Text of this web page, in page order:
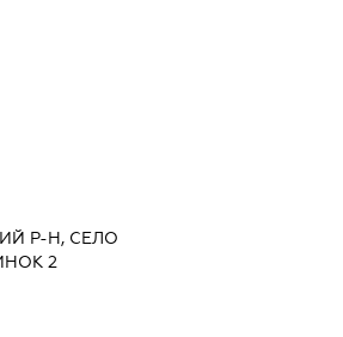
Р-Н, СЕЛО
2